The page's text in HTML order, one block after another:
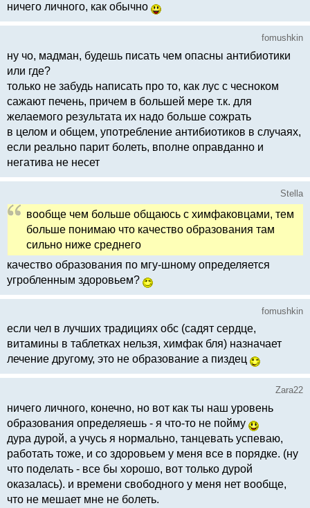
ничего личного, как обычно
fomushkin
ну чо, мадман, будешь писать чем опасны антибиотики
или где?
только не забудь написать про то, как лус с чесноком
сажают печень, причем в большей мере т.к. для
желаемого результата их надо больше сожрать
в целом и общем, употребление антибиотиков в случаях,
если реально парит болеть, вполне оправданно и
негатива не несет
Stella
вообще чем больше общаюсь с химфаковцами, тем
больше понимаю что качество образования там
сильно ниже среднего
качество образования по мгу-шному определяется
угробленным здоровьем?
fomushkin
если чел в лучших традициях обс (садят сердце,
витамины в таблетках нельзя, химфак бля) назначает
лечение другому, это не образование а пиздец
Zara22
ничего личного, конечно, но вот как ты наш уровень
образования определяешь - я что-то не пойму
дура дурой, а учусь я нормально, танцевать успеваю,
работать тоже, и со здоровьем у меня все в порядке. (ну
что поделать - все бы хорошо, вот только дурой
оказалась). и времени свободного у меня нет вообще,
что не мешает мне не болеть.